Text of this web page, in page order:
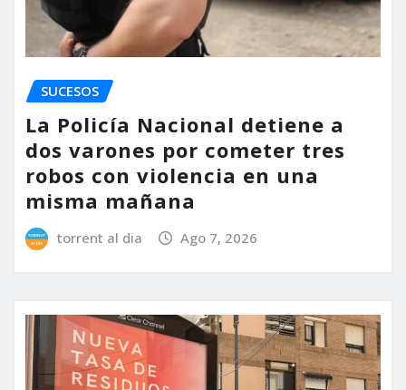
SUCESOS
La Policía Nacional detiene a
dos varones por cometer tres
robos con violencia en una
misma mañana
torrent al dia Ago 7, 2026